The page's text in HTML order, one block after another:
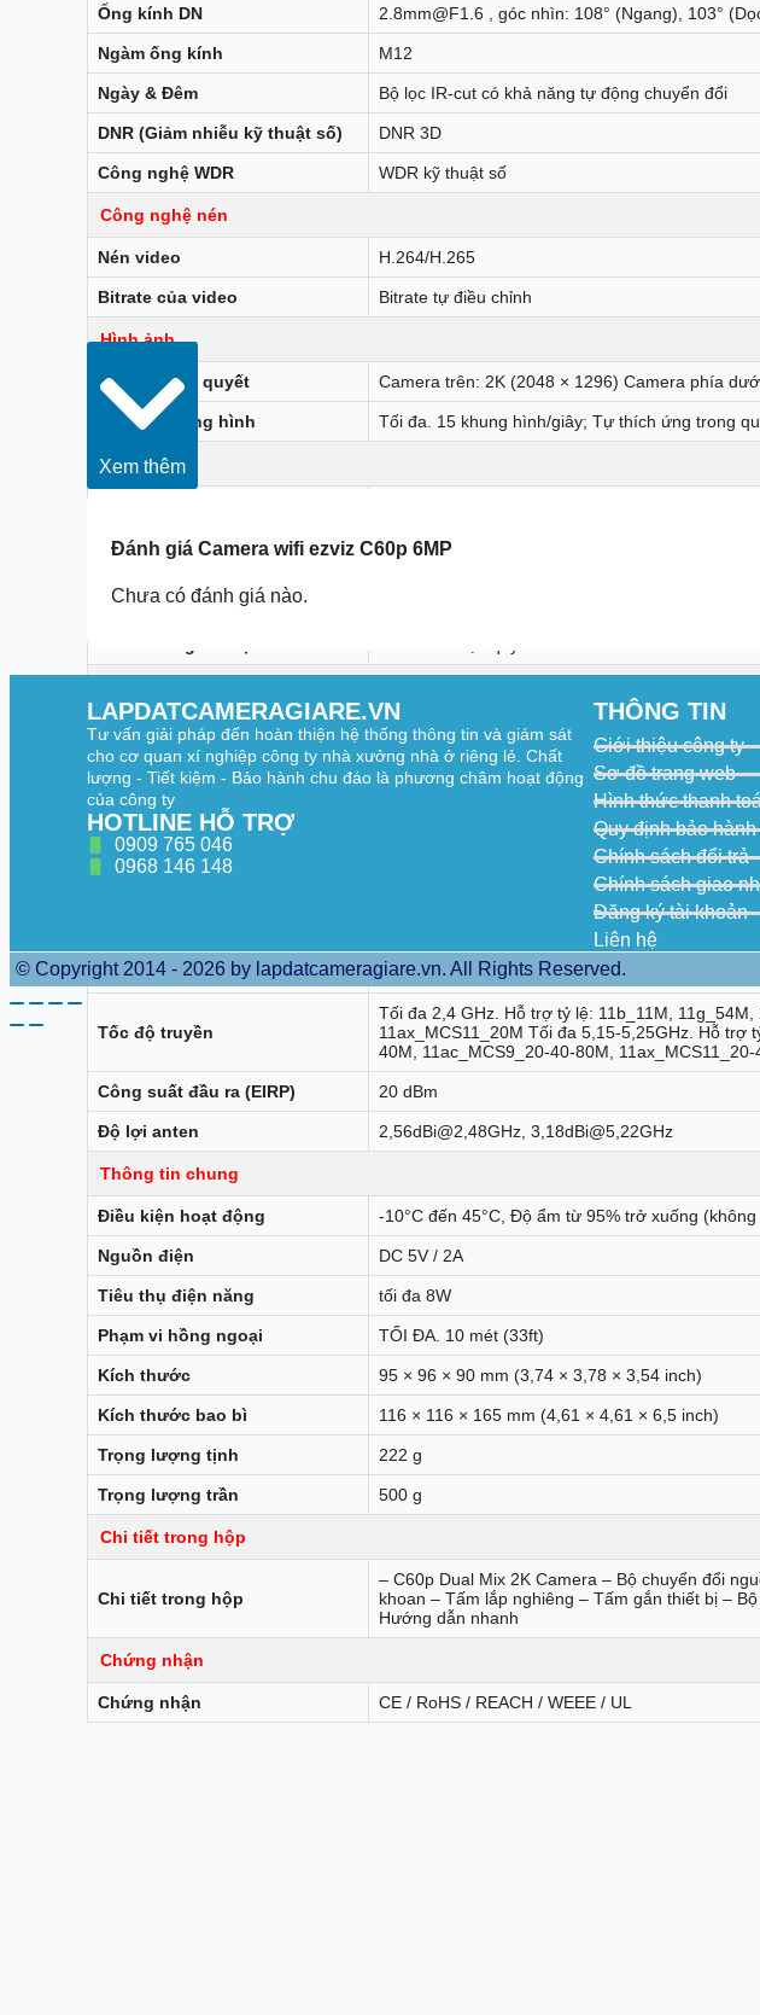
Ống kính DN 2.8mm@F1.6 , góc nhìn: 108° (Ngang), 103°
Ngàm ống kính M12
Ngày & Đêm Bộ lọc IR-cut có khả năng tự động chuyển đổi
DNR (Giảm nhiễu kỹ thuật số) DNR 3D
Công nghệ WDR WDR kỹ thuật số
Công nghệ nén
Nén video H.264/H.265
Bitrate của video Bitrate tự điều chỉnh
Hình ảnh
Tối đa. Nghị quyết Camera trên: 2K (2048 × 1296) Camera phía
Tốc độ khung hình Tối đa. 15 khung hình/giây; Tự thích ứng trong
Mạng
Ghép nối ghép nối Bluetooth
Giao thức
Kho Hỗ trợ thẻ nhớ microSD (tối đa 512 GB)
Quyền lực Loại C
Wi-Fi
Tiêu chuẩn IEEE802.11b, 802.11g, 802.11n, 802.11ac,
2.4GHz: 2.4GHz ~ 2.4835GHz 5GHz:
2.4GHz Hỗ trợ 20 MHz 5GHz Hỗ trợ 80 MHz
Bảo vệ WPA-PSK, WPA2-PSK,WPA3-Cá nhân
Tốc độ truyền
Tối đa 2,4 GHz. Hỗ trợ tỷ lệ: 11b_11M, 11g_54M,
11ax_MCS11_20M Tối đa 5,15-5,25GHz. Hỗ trợ
40M, 11ac_MCS9_20-40-80M, 11ax_MCS11_20-
Công suất đầu ra (EIRP) 20 dBm
Độ lợi anten 2,56dBi@2,48GHz, 3,18dBi@5,22GHz
Thông tin chung
Điều kiện hoạt động -10°C đến 45°C, Độ ẩm từ 95% trở xuống
Nguồn điện DC 5V / 2A
Tiêu thụ điện năng tối đa 8W
Phạm vi hồng ngoại TỐI ĐA. 10 mét (33ft)
Kích thước 95 × 96 × 90 mm (3,74 × 3,78 × 3,54 inch)
Kích thước bao bì 116 × 116 × 165 mm (4,61 × 4,61 × 6,5 inch)
Trọng lượng tịnh 222 g
Trọng lượng trần 500 g
Chi tiết trong hộp
Chi tiết trong hộp
– C60p Dual Mix 2K Camera – Bộ chuyển đổi
khoan – Tấm lắp nghiêng – Tấm gắn thiết bị –
Hướng dẫn nhanh
Chứng nhận
Chứng nhận CE / RoHS / REACH / WEEE / UL
Xem thêm
Đánh giá Camera wifi ezviz C60p 6MP
Chưa có đánh giá nào.
LAPDATCAMERAGIARE.VN
Tư vấn giải pháp đến hoàn thiện hệ thống thông tin và giám sát
cho cơ quan xí nghiệp công ty nhà xưởng nhà ở riêng lẻ. Chất
lượng - Tiết kiệm - Bảo hành chu đáo là phương châm hoạt động
của công ty
HOTLINE HỖ TRỢ
0909 765 046
0968 146 148
THÔNG TIN
Giới thiệu công ty
Sơ đồ trang web
Hình thức thanh
Quy định bảo hành
Chính sách đổi trả
Chính sách giao
Đăng ký tài khoản
Liên hệ
© Copyright 2014 - 2026 by lapdatcameragiare.vn. All Rights Reserved.